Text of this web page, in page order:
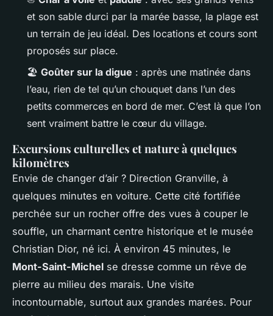
et son sable durci par la marée basse, la plage est
un terrain de jeu idéal. Des locations et cours sont
proposés sur place.
🏖️ Goûter sur la digue : après une matinée dans
l’eau, rien de tel qu’un chouquet dans l’un des
petits commerces en bord de mer. C’est là que l’on
sent vraiment battre le cœur du village.
Excursions culturelles et nature à quelques
kilomètres
Envie de changer d’air ? Direction Granville, à
quelques minutes en voiture. Cette cité fortifiée
perchée sur un rocher offre des vues à couper le
souffle, un charmant centre historique et le musée
Christian Dior, né ici. À environ 45 minutes, le
Mont-Saint-Michel se dresse comme un rêve de
pierre au milieu des marais. Une visite
incontournable, surtout aux grandes marées. Pour